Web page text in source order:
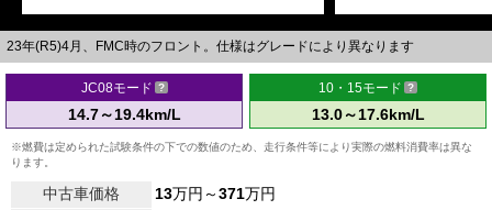
23年(R5)4月、FMC時のフロント。仕様はグレードにより異なります
JC08モード
14.7～19.4km/L
10・15モード
13.0～17.6km/L
※燃費は定められた試験条件の下での数値のため、走行条件等により実際の燃料消費率は異な
ります。
中古車価格 13万円～371万円